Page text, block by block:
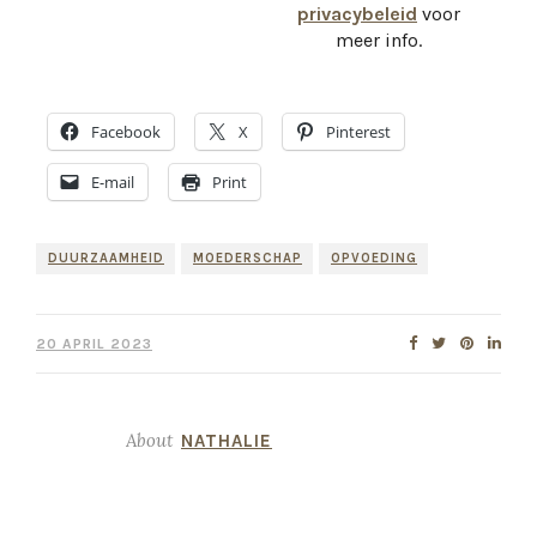
privacybeleid voor
meer info.
Facebook X Pinterest
E-mail Print
DUURZAAMHEID MOEDERSCHAP OPVOEDING
20 APRIL 2023
About NATHALIE